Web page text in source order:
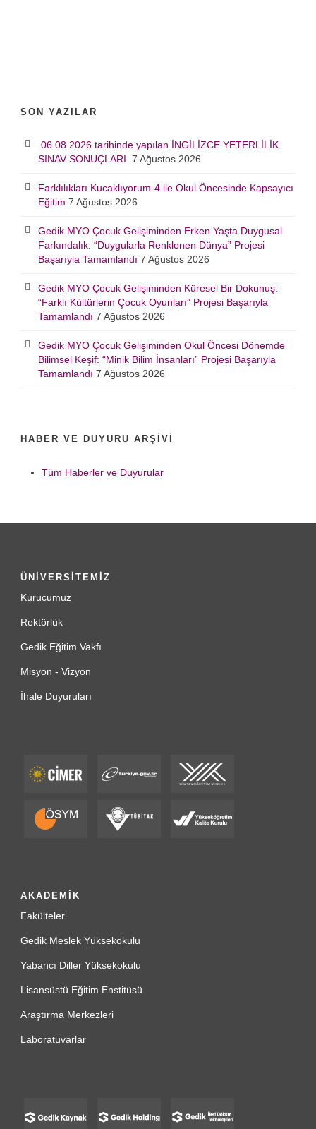
SON YAZILAR
06.08.2026 tarihinde yapılan İNGİLİZCE YETERLİLİK
SINAV SONUÇLARI 7 Ağustos 2026
Farklılıkları Kucaklıyorum-4 ile Okul Öncesinde Kapsayıcı
Eğitim 7 Ağustos 2026
Gedik MYO Çocuk Gelişiminden Erken Yaşta Duygusal
Farkındalık: “Duygularla Renklenen Dünya” Projesi
Başarıyla Tamamlandı 7 Ağustos 2026
Gedik MYO Çocuk Gelişiminden Küresel Bir Dokunuş:
“Farklı Kültürlerin Çocuk Oyunları” Projesi Başarıyla
Tamamlandı 7 Ağustos 2026
Gedik MYO Çocuk Gelişiminden Okul Öncesi Dönemde
Bilimsel Keşif: “Minik Bilim İnsanları” Projesi Başarıyla
Tamamlandı 7 Ağustos 2026
HABER VE DUYURU ARŞIVI
Tüm Haberler ve Duyurular
ÜNİVERSİTEMİZ
Kurucumuz
Rektörlük
Gedik Eğitim Vakfı
Misyon - Vizyon
İhale Duyuruları
AKADEMİK
Fakülteler
Gedik Meslek Yüksekokulu
Yabancı Diller Yüksekokulu
Lisansüstü Eğitim Enstitüsü
Araştırma Merkezleri
Laboratuvarlar